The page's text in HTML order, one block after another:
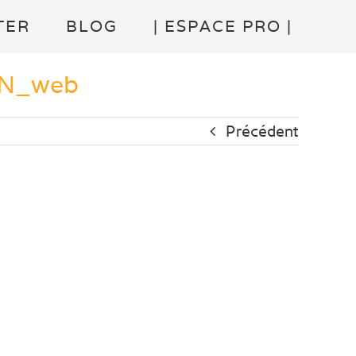
BLOG | ESPACE PRO |
Précédent